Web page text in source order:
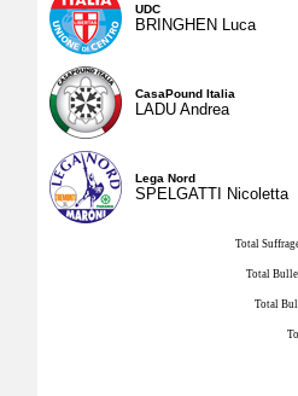
UDC
BRINGHEN Luca
CasaPound Italia
LADU Andrea
Lega Nord
SPELGATTI Nicoletta
Total
Total
Total